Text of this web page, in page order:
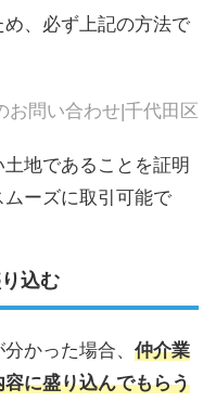
、必ず上記の方法で
お問い合わせ|千代田区
地であることを証明
ーズに取引可能で
込む
かった場合、 仲介業
に盛り込んでもらう